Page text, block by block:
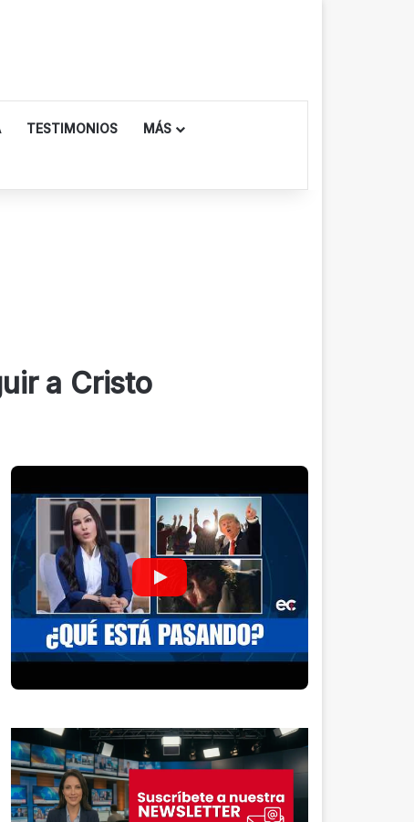
TESTIMONIOS MÁS
a Cristo